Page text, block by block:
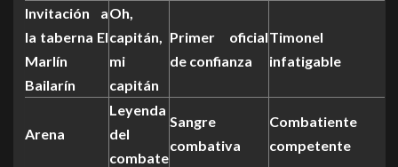
Invitación a
la taberna El
Marlín
Bailarín
Oh,
capitán,
mi
capitán
Primer oficial
de confianza
Timonel
infatigable
Arena
Leyenda
del
combate
Sangre
combativa
Combatiente
competente